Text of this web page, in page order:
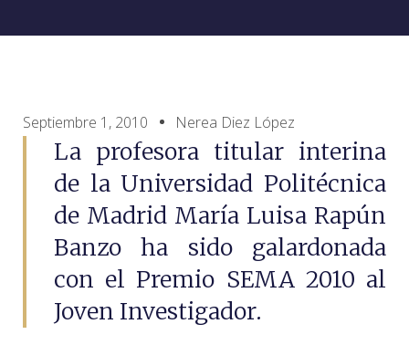
Septiembre 1, 2010 Nerea Diez López
La profesora titular interina
de la Universidad Politécnica
de Madrid María Luisa Rapún
Banzo ha sido galardonada
con el Premio SEMA 2010 al
Joven Investigador.